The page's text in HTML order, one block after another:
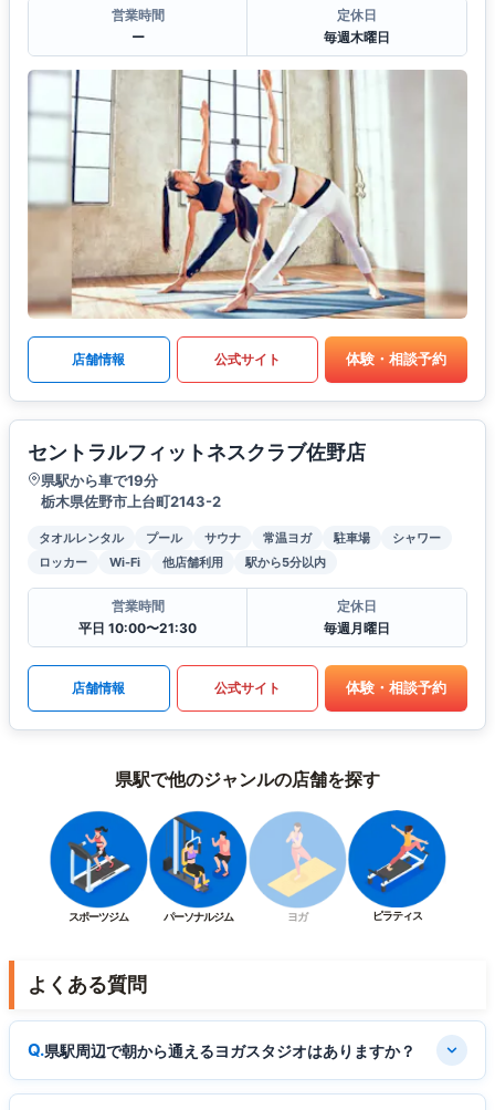
営業時間
ー
定休日
毎週木曜日
店舗情報 公式サイト 体験・相談予約
セントラルフィットネスクラブ佐野店
県駅から車で19分
栃木県佐野市上台町2143-2
タオルレンタル プール サウナ 常温ヨガ 駐車場
シャワー
ロッカー
Wi-Fi 他店舗利用 駅から5分以内
営業時間
平日 10:00〜21:30
定休日
毎週月曜日
店舗情報 公式サイト 体験・相談予約
県駅で他のジャンルの店舗を探す
スポーツジム パーソナルジム ヨガ ピラティス
よくある質問
県駅周辺で朝から通えるヨガスタジオはありますか？